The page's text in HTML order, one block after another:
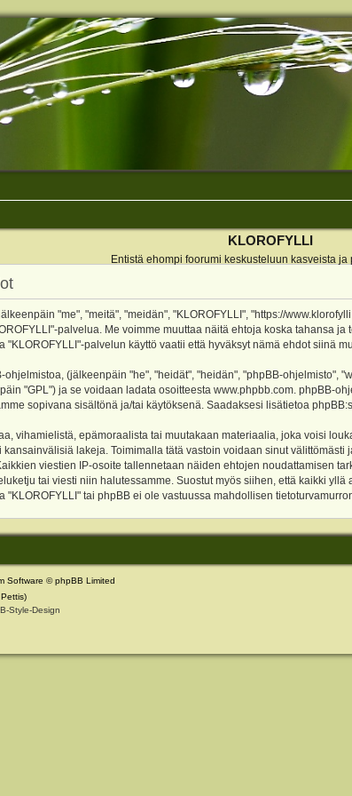
KLOROFYLLI
Entistä ehompi foorumi keskusteluun kasveista ja
"me", "meitä", "meidän", "KLOROFYLLI", "https://
palvelua. Me voimme muuttaa näitä ehtoja koska tahansa
palvelun käyttö vaatii että hyväksyt nämä ehdot siinä
(jälkeenpäin "he", "heidät", "heidän", "phpBB-ohjelmisto",
"GPL") ja se voidaan ladata osoitteesta www.phpbb.com. phpBB-
sopivana sisältönä ja/tai käytöksenä. Saadaksesi lisätietoa
vihamielistä, epämoraalista tai muutakaan materiaalia, joka voisi
lakeja. Toimimalla tätä vastoin voidaan sinut
viestien IP-osoite tallennetaan näiden ehtojen noudattamisen
tai viesti niin halutessamme. Suostut myös siihen, että kaikki
"KLOROFYLLI" tai phpBB ei ole vastuussa mahdollisen
Software © phpBB Limited
Style-Design